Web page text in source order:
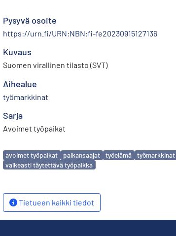
Pysyvä osoite
https://urn.fi/URN:NBN:fi-fe20230915127136
Kuvaus
Suomen virallinen tilasto (SVT)
Aihealue
työmarkkinat
Sarja
Avoimet työpaikat
Avainsanat
avoimet työpaikat palkansaajat työelämä työmarkkinat
vaikeasti täytettävä työpaikka
Tietueen kaikki tiedot